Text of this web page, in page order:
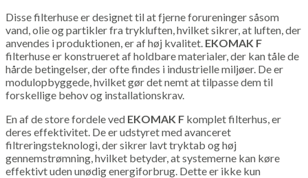
Disse filterhuse er designet til at fjerne forureninger såsom
vand, olie og partikler fra trykluften, hvilket sikrer, at luften, der
anvendes i produktionen, er af høj kvalitet. EKOMAK F
filterhuse er konstrueret af holdbare materialer, der kan tåle de
hårde betingelser, der ofte findes i industrielle miljøer. De er
modulopbyggede, hvilket gør det nemt at tilpasse dem til
forskellige behov og installationskrav.
En af de store fordele ved EKOMAK F komplet filterhus, er
deres effektivitet. De er udstyret med avanceret
filtreringsteknologi, der sikrer lavt tryktab og høj
gennemstrømning, hvilket betyder, at systemerne kan køre
effektivt uden unødig energiforbrug. Dette er ikke kun